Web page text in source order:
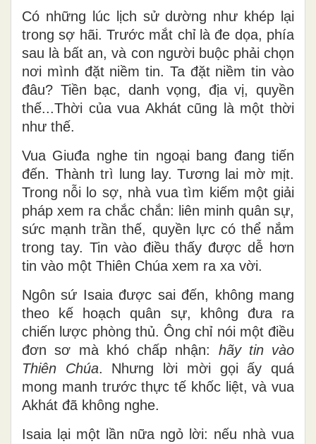
Có những lúc lịch sử dường như khép lại
trong sợ hãi. Trước mắt chỉ là đe dọa, phía
sau là bất an, và con người buộc phải chọn
nơi mình đặt niềm tin. Ta đặt niềm tin vào
đâu? Tiền bạc, danh vọng, địa vị, quyền
thế...Thời của vua Akhát cũng là một thời
như thế.
Vua Giuđa nghe tin ngoại bang đang tiến
đến. Thành trì lung lay. Tương lai mờ mịt.
Trong nỗi lo sợ, nhà vua tìm kiếm một giải
pháp xem ra chắc chắn: liên minh quân sự,
sức mạnh trần thế, quyền lực có thể nắm
trong tay. Tin vào điều thấy được dễ hơn
tin vào một Thiên Chúa xem ra xa vời.
Ngôn sứ Isaia được sai đến, không mang
theo kế hoạch quân sự, không đưa ra
chiến lược phòng thủ. Ông chỉ nói một điều
đơn sơ mà khó chấp nhận: hãy tin vào
Thiên Chúa. Nhưng lời mời gọi ấy quá
mong manh trước thực tế khốc liệt, và vua
Akhát đã không nghe.
Isaia lại một lần nữa ngỏ lời: nếu nhà vua